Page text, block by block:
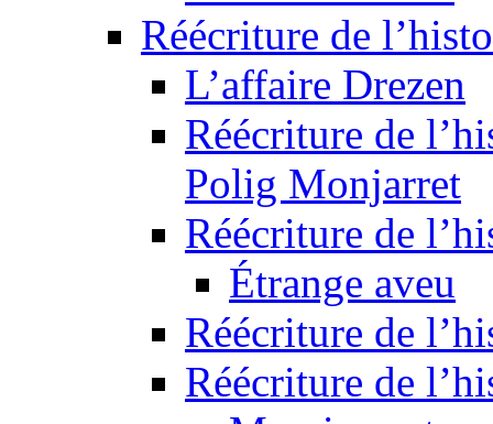
Réécriture de
L’affaire Drezen
Réécriture de
Polig Monjarret
Réécriture de
Étrange aveu
Réécriture de
Réécriture de